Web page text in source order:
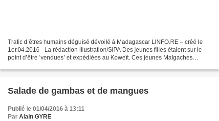
Trafic d’êtres humains déguisé dévoilé à Madagascar LINFO.RE – créé le
1er.04.2016 - La rédaction Illustration/SIPA Des jeunes filles étaient sur le
point d’être ’vendues’ et expédiées au Koweït. Ces jeunes Malgaches
Salade de gambas et de mangues
Publié le 01/04/2016 à 13:11
Par Alain GYRE